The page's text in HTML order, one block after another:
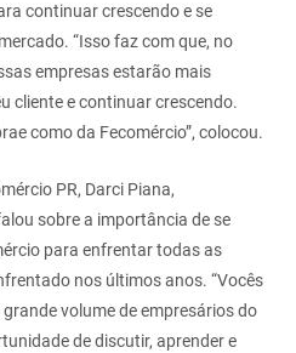
continuar crescendo e se
“Isso faz com que, no
empresas estarão mais
cliente e continuar crescendo.
como da Fecomércio”, colocou.
PR, Darci Piana,
sobre a importância de se
para enfrentar todas as
nos últimos anos. “Vocês
volume de empresários do
de discutir, aprender e